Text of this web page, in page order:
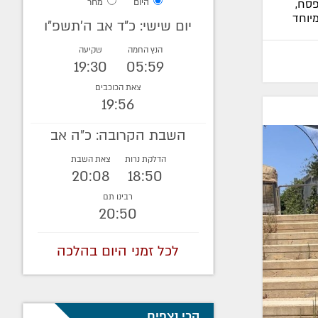
יום שישי: כ"ד אב ה׳תשפ״ו
הנץ החמה
05:59
שקיעה
19:30
צאת הכוכבים
19:56
השבת הקרובה: כ"ה אב
הדלקת נרות
18:50
צאת השבת
20:08
רבינו תם
20:50
לכל זמני היום בהלכה